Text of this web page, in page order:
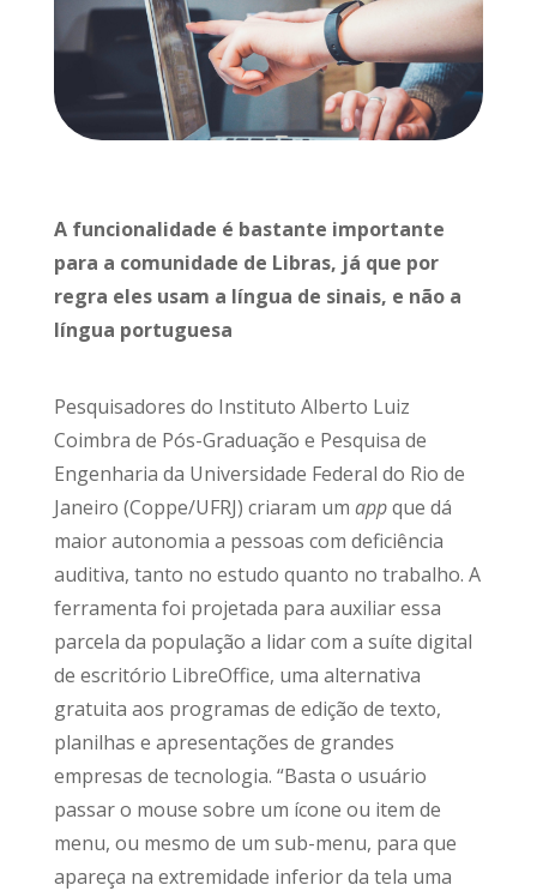
A funcionalidade é bastante importante
para a comunidade de Libras, já que por
regra eles usam a língua de sinais, e não a
língua portuguesa
Pesquisadores do Instituto Alberto Luiz
Coimbra de Pós-Graduação e Pesquisa de
Engenharia da Universidade Federal do Rio de
Janeiro (Coppe/UFRJ) criaram um appque dá
maior autonomia a pessoas com deficiência
auditiva, tanto no estudo quanto no trabalho. A
ferramenta foi projetada para auxiliar essa
parcela da população a lidar com a suíte digital
de escritório LibreOffice, uma alternativa
gratuita aos programas de edição de texto,
planilhas e apresentações de grandes
empresas de tecnologia. “Basta o usuário
passar o mouse sobre um ícone ou item de
menu, ou mesmo de um sub-menu, para que
apareça na extremidade inferior da tela uma